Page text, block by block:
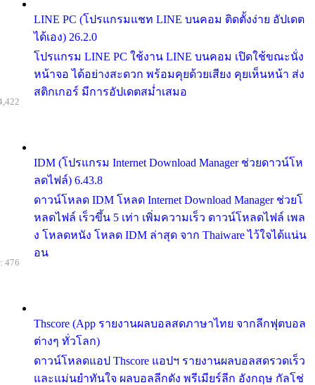
LINE PC (โปรแกรมแชท LINE บนคอม ติดตั้งง่าย อัปเดต
ได้เอง) 26.2.0
โปรแกรม LINE PC ใช้งาน LINE บนคอม เปิดใช้ขณะนั่ง
หน้าจอ ได้อย่างสะดวก พร้อมคุยด้วยเสียง คุยเห็นหน้า ส่ง
สติกเกอร์ มีการอัปเดตสม่ำเสมอ
IDM (โปรแกรม Internet Download Manager ช่วยดาวน์โห
ลดไฟล์) 6.43.8
ดาวน์โหลด IDM โหลด Internet Download Manager ช่วยโ
หลดไฟล์ เร็วขึ้น 5 เท่า เพิ่มความเร็ว ดาวน์โหลดไฟล์ เพล
ง โหลดหนัง โหลด IDM ล่าสุด จาก Thaiware ไว้ใจได้แน่น
อน
Thscore (App รายงานผลบอลสดภาษาไทย จากลีกฟุตบอล
ต่างๆ ทั่วโลก)
ดาวน์โหลดแอป Thscore แอปฯ รายงานผลบอลสดรวดเร็ว
และแม่นยำทันใจ ผลบอลลีกดัง พรีเมียร์ลีก อังกฤษ กัลโช่
476